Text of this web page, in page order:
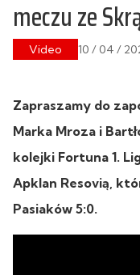
meczu ze
Video 10 / 04 /
Zapraszamy do
Marka Mroza i
kolejki Fortuna 1.
Apklan Resovią,
Pasiaków 5:0.